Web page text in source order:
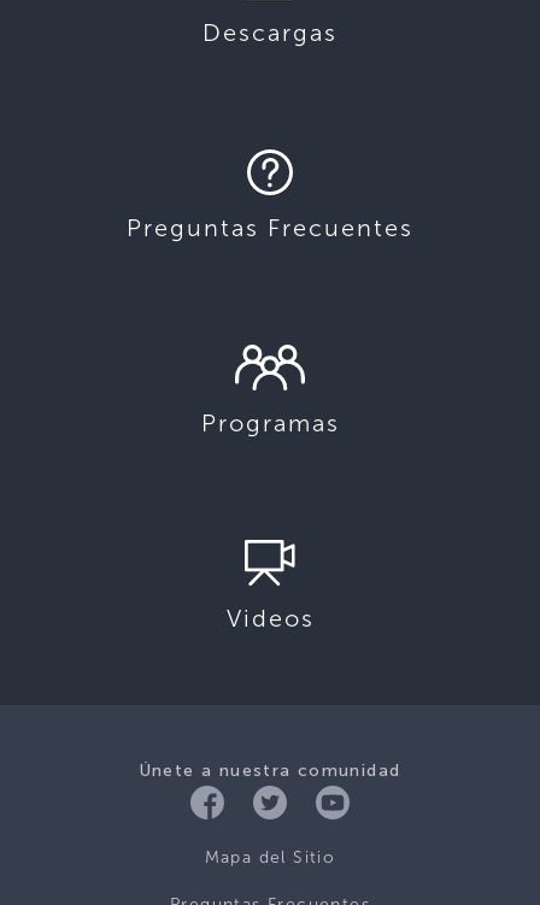
Descargas
Preguntas Frecuentes
Programas
Videos
Únete a nuestra comunidad
Mapa del Sitio